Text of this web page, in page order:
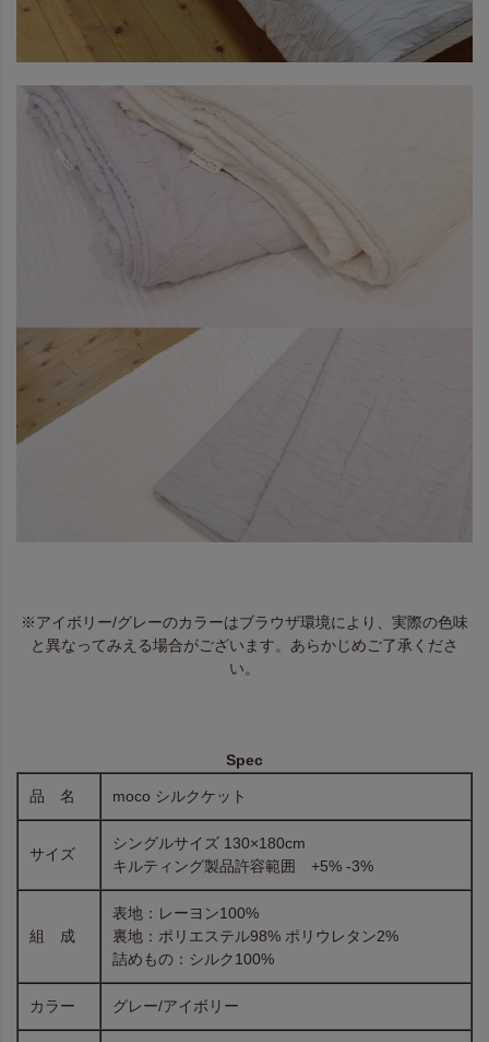
※アイボリー/グレーのカラーはブラウザ環境により、実際の色味
と異なってみえる場合がございます。あらかじめご了承くださ
い。
Spec
品 名 moco シルクケット
サイズ
シングルサイズ 130×180cm
キルティング製品許容範囲 +5% -3%
組 成
表地：レーヨン100%
裏地：ポリエステル98% ポリウレタン2%
詰めもの：シルク100%
カラー グレー/アイボリー